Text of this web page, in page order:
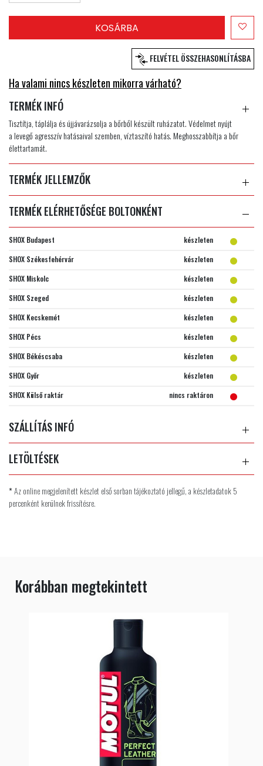
KOSÁRBA
FELVÉTEL ÖSSZEHASONLÍTÁSBA
Ha valami nincs készleten mikorra várható?
TERMÉK INFÓ
Tisztítja, táplálja és újjávarázsolja a bőrből készült ruházatot. Védelmet nyújt
a levegő agresszív hatásaival szemben, víztaszító hatás. Meghosszabbítja a bőr
élettartamát.
TERMÉK JELLEMZŐK
TERMÉK ELÉRHETŐSÉGE BOLTONKÉNT
SHOX Budapest
készleten
SHOX Székesfehérvár
készleten
SHOX Miskolc
készleten
SHOX Szeged
készleten
SHOX Kecskemét
készleten
SHOX Pécs
készleten
SHOX Békéscsaba
készleten
SHOX Győr
készleten
SHOX Külső raktár
nincs raktáron
SZÁLLÍTÁS INFÓ
LETÖLTÉSEK
*Az online megjelenített készlet első sorban tájékoztató jellegű, a készletadatok 5
percenként kerülnek frissítésre.
Korábban megtekintett